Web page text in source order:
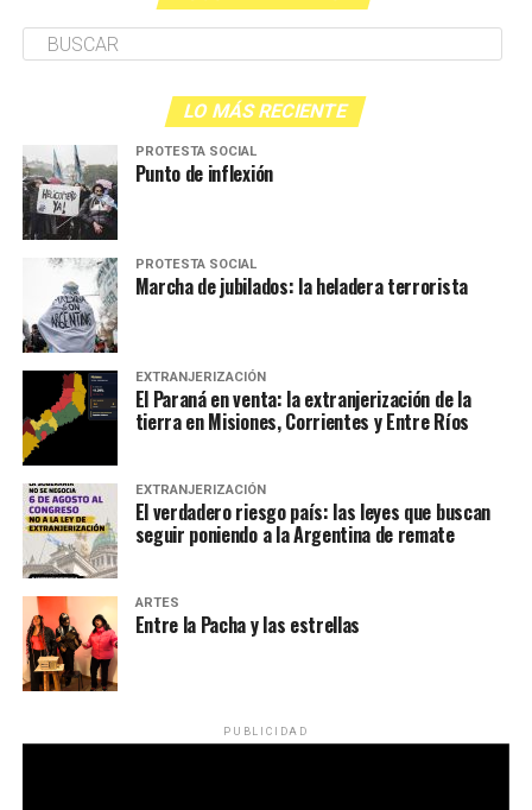
LO MÁS RECIENTE
PROTESTA SOCIAL
Punto de inflexión
PROTESTA SOCIAL
Marcha de jubilados: la heladera terrorista
EXTRANJERIZACIÓN
El Paraná en venta: la extranjerización de la
tierra en Misiones, Corrientes y Entre Ríos
EXTRANJERIZACIÓN
El verdadero riesgo país: las leyes que buscan
seguir poniendo a la Argentina de remate
ARTES
Entre la Pacha y las estrellas
PUBLICIDAD